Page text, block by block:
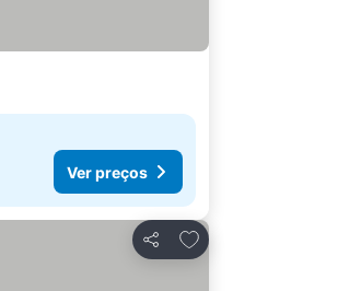
Ver preços
Partilhar
Adicionar aos favoritos